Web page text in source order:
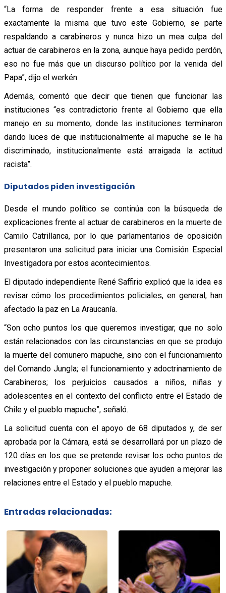
“La forma de responder frente a esa situación fue
exactamente la misma que tuvo este Gobierno, se parte
respaldando a carabineros y nunca hizo un mea culpa del
actuar de carabineros en la zona, aunque haya pedido perdón,
eso no fue más que un discurso político por la venida del
Papa”, dijo el werkén.
Además, comentó que decir que tienen que funcionar las
instituciones “es contradictorio frente al Gobierno que ella
manejo en su momento, donde las instituciones terminaron
dando luces de que institucionalmente al mapuche se le ha
discriminado, institucionalmente está arraigada la actitud
racista”.
Diputados piden investigación
Desde el mundo político se continúa con la búsqueda de
explicaciones frente al actuar de carabineros en la muerte de
Camilo Catrillanca, por lo que parlamentarios de oposición
presentaron una solicitud para iniciar una Comisión Especial
Investigadora por estos acontecimientos.
El diputado independiente René Saffirio explicó que la idea es
revisar cómo los procedimientos policiales, en general, han
afectado la paz en La Araucanía.
“Son ocho puntos los que queremos investigar, que no solo
están relacionados con las circunstancias en que se produjo
la muerte del comunero mapuche, sino con el funcionamiento
del Comando Jungla; el funcionamiento y adoctrinamiento de
Carabineros; los perjuicios causados a niños, niñas y
adolescentes en el contexto del conflicto entre el Estado de
Chile y el pueblo mapuche”, señaló.
La solicitud cuenta con el apoyo de 68 diputados y, de ser
aprobada por la Cámara, está se desarrollará por un plazo de
120 días en los que se pretende revisar los ocho puntos de
investigación y proponer soluciones que ayuden a mejorar las
relaciones entre el Estado y el pueblo mapuche.
Entradas relacionadas: